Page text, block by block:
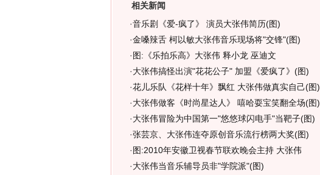
相关新闻
·音乐剧《爱-疯了》 演员大张伟简历(图)
·金嗓辣舌 柯以敏大张伟音乐现场将"交锋"(图)
· 图:《乐拍乐高》大张伟 释小龙 巫迪文
·大张伟搞怪出演"花花公子" 加盟《爱疯了》(图)
·花儿乐队《花样十年》飘红 大张伟做真实自己(图)
·大张伟做客《时尚星达人》 嘻哈耍宝笑翻全场(图)
·大张伟冒险为中国第一"悠悠球闪电手"当靶子(图)
·张芸京、大张伟连夺原创音乐流行榜两大奖(图)
· 图:2010年安徽卫视春节联欢晚会主持 大张伟
·大张伟当音乐辅导员非"学院派"(图)